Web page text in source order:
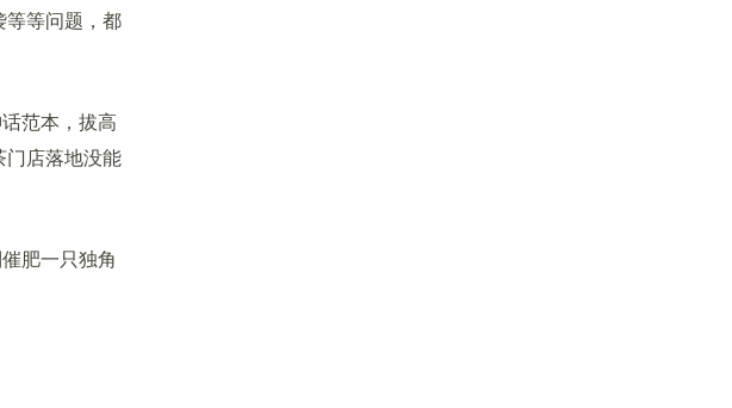
等等问题，都
范本，拔高
门店落地没能
肥一只独角